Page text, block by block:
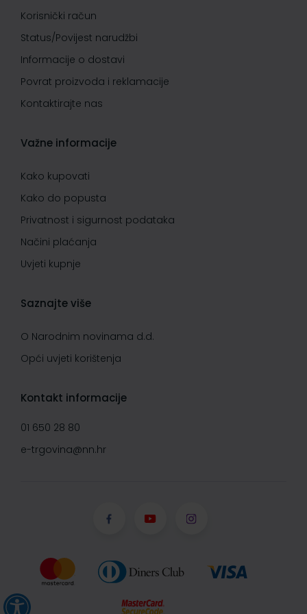
Korisnički račun
Status/Povijest narudžbi
Informacije o dostavi
Povrat proizvoda i reklamacije
Kontaktirajte nas
Važne informacije
Kako kupovati
Kako do popusta
Privatnost i sigurnost podataka
Načini plaćanja
Uvjeti kupnje
Saznajte više
O Narodnim novinama d.d.
Opći uvjeti korištenja
Kontakt informacije
01 650 28 80
e-trgovina@nn.hr